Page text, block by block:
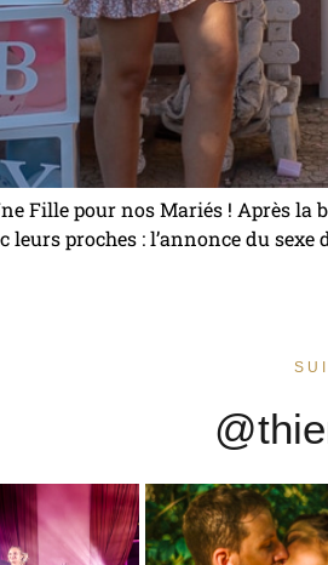
Fille pour nos Mariés ! Après
leurs proches : l’annonce du